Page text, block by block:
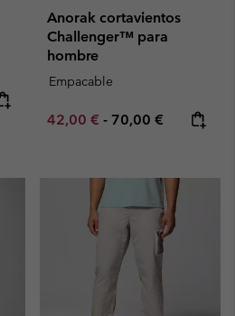
Anorak cortavientos
Challenger™ para
hombre
Empacable
Minimum sale price:
42,00 € - Maximum price:
70,00 €